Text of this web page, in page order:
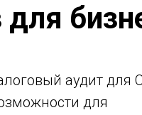
для
аудит для
для